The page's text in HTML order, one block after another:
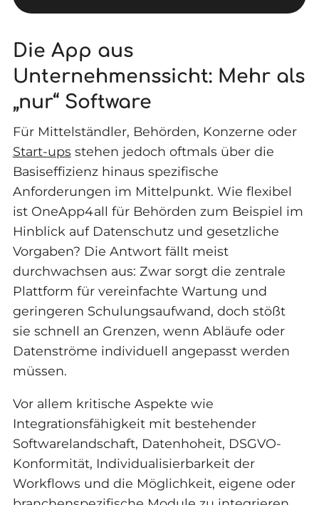
Die App aus
Unternehmenssicht: Mehr als
„nur“ Software
Für Mittelständler, Behörden, Konzerne oder
Start-ups stehen jedoch oftmals über die
Basiseffizienz hinaus spezifische
Anforderungen im Mittelpunkt. Wie flexibel
ist OneApp4all für Behörden zum Beispiel im
Hinblick auf Datenschutz und gesetzliche
Vorgaben? Die Antwort fällt meist
durchwachsen aus: Zwar sorgt die zentrale
Plattform für vereinfachte Wartung und
geringeren Schulungsaufwand, doch stößt
sie schnell an Grenzen, wenn Abläufe oder
Datenströme individuell angepasst werden
müssen.
Vor allem kritische Aspekte wie
Integrationsfähigkeit mit bestehender
Softwarelandschaft, Datenhoheit, DSGVO-
Konformität, Individualisierbarkeit der
Workflows und die Möglichkeit, eigene oder